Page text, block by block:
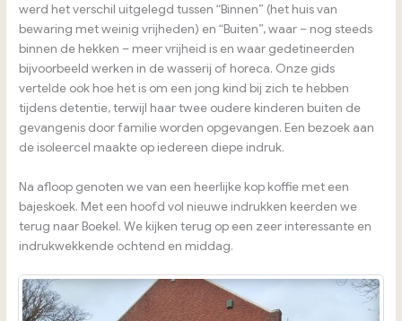
werd het verschil uitgelegd tussen “Binnen” (het huis van
bewaring met weinig vrijheden) en “Buiten”, waar – nog steeds
binnen de hekken – meer vrijheid is en waar gedetineerden
bijvoorbeeld werken in de wasserij of horeca. Onze gids
vertelde ook hoe het is om een jong kind bij zich te hebben
tijdens detentie, terwijl haar twee oudere kinderen buiten de
gevangenis door familie worden opgevangen. Een bezoek aan
de isoleercel maakte op iedereen diepe indruk.
Na afloop genoten we van een heerlijke kop koffie met een
bajeskoek. Met een hoofd vol nieuwe indrukken keerden we
terug naar Boekel. We kijken terug op een zeer interessante en
indrukwekkende ochtend en middag.